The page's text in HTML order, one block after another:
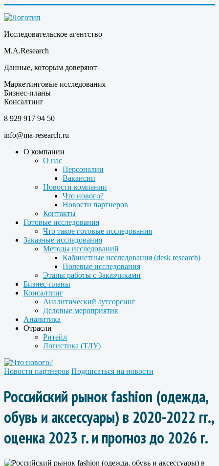
Исследовательское агентство
M.A.Research
Данные, которым доверяют
Маркетинговые исследования
Бизнес-планы
Консалтинг
8 929 917 94 50
info@ma-research.ru
О компании
О нас
Персоналии
Вакансии
Новости компании
Что нового?
Новости партнеров
Контакты
Готовые исследования
Что такое готовые исследования
Заказные исследования
Методы исследований
Кабинетные исследования (desk research)
Полевые исследования
Этапы работы с Заказчиками
Бизнес-планы
Консалтинг
Аналитический аутсорсинг
Деловые мероприятия
Аналитика
Отрасли
Ритейл
Логистика (ТЛУ)
Новости партнеров Подписаться на новости
Российский рынок fashion (одежда,
обувь и аксессуары) в 2020-2022 гг.,
оценка 2023 г. и прогноз до 2026 г.